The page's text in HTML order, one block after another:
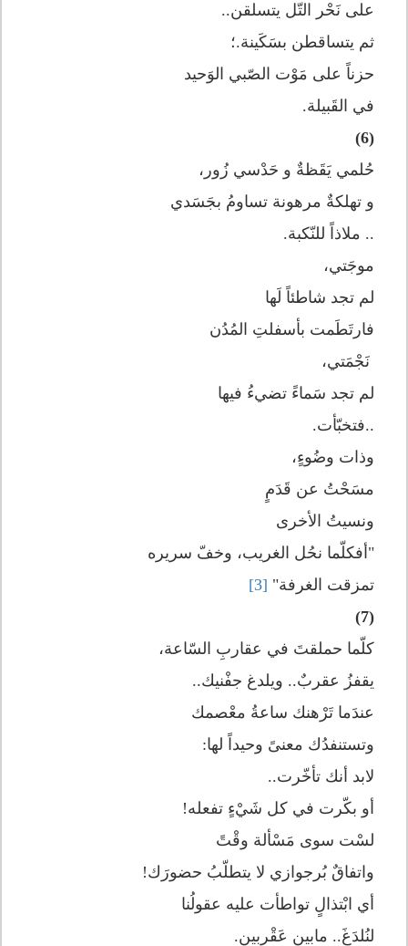
على نَحْر التّل يتسلقن..
ثم يتساقطن بسَكَينة.؛
حزناً على مَوْت الصّبي الوَحيد
في القَبيلة.
(6)
حُلمي يَقَظةٌ و حَدْسي زُور،
و تهلكةٌ مرهونة تساومُ بجَسَدي
.. ملاذاً للنّكبة.
موجَتي،
لم تجد شاطئاً لَها
فارتَطَمت بأسفلتِ المُدُن
نَجْمَتي،
لم تجد سَماءً تضيءُ فيها
..فتخبّأت.
وذات وضُوءٍ،
مسَحْتُ عن قَدَمٍ
ونسيتُ الأخرى
"أفكلّما نحُل الغريب، وخفّ سريره
تمزقت الغرفة" [3]
(7)
كلّما حملقتَ في عقاربِ السّاعة،
يقفزُ عقربٌ.. ويلدغ جفْنيك..
عندَما تَرْهنك ساعةُ معْصمك
وتستنفدُك معنىً وحيداً لها:
لابد أنك تأخّرت..
أو بكّرت في كل شَيْءٍ تفعله!
لسْت سوى مَسْألة وقْتً
واتفاقٌ بُرجوازي لا يتطلّبُ حضورَك!
أي ابْتذالٍ تواطأت عليه عقولُنا
لنُلدَغَ.. مابين عَقْربين.